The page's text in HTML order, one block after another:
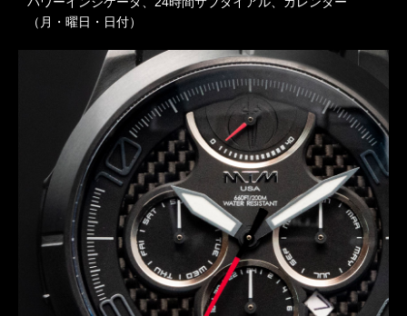
（月・曜日・日付）